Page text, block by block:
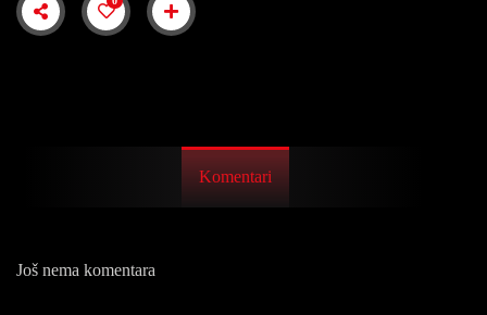
Komentari
Još nema komentara